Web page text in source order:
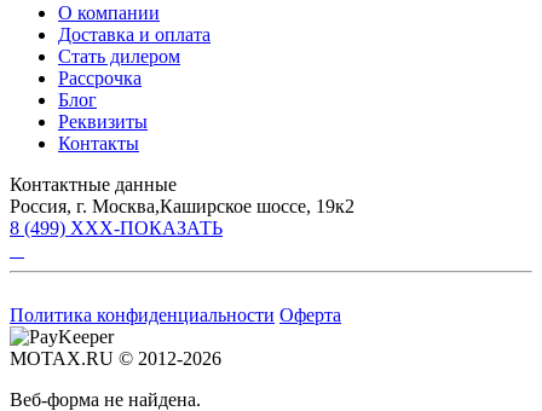
О компании
Доставка и оплата
Стать дилером
Рассрочка
Блог
Реквизиты
Контакты
Контактные данные
Россия, г. Москва,Каширское шоссе, 19к2
8 (499) XXX-ПОКАЗАТЬ
Политика конфиденциальности Оферта
MOTAX.RU © 2012-2026
Веб-форма не найдена.